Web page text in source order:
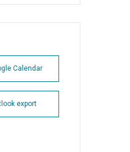
Calendar
export